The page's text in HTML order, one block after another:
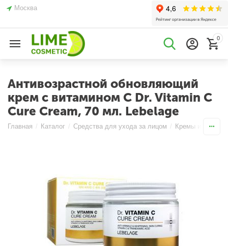
Москва
0
Антивозрастной обновляющий
крем с витамином C Dr. Vitamin C
Cure Cream, 70 мл. Lebelage
Главная / Каталог / Средства для ухода за лицом / Кремы и